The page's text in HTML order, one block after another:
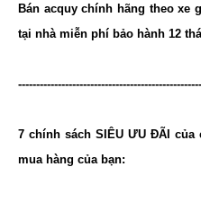
Bán acquy chính hãng theo xe
tại nhà miễn phí bảo hành 12
7 chính sách SIÊU ƯU ĐÃI
mua hàng của bạn: